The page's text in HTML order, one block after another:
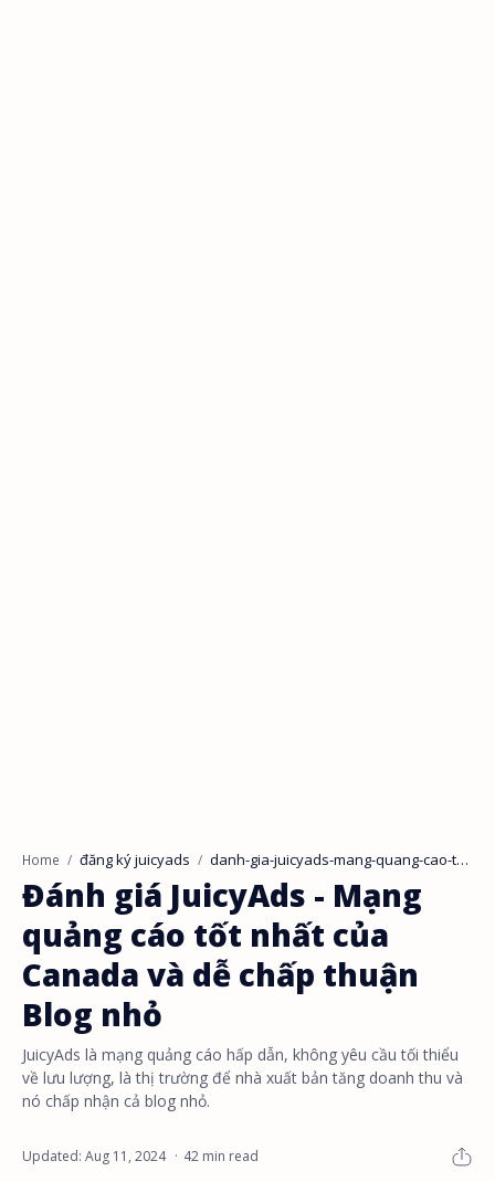
Home đăng ký juicyads danh-gia-juicyads-mang-quang-cao-tot-nhat-canada-chap-nhan-blog-nho
Đánh giá JuicyAds - Mạng
quảng cáo tốt nhất của
Canada và dễ chấp thuận
Blog nhỏ
JuicyAds là mạng quảng cáo hấp dẫn, không yêu cầu tối thiểu
về lưu lượng, là thị trường để nhà xuất bản tăng doanh thu và
nó chấp nhận cả blog nhỏ.
42 min read